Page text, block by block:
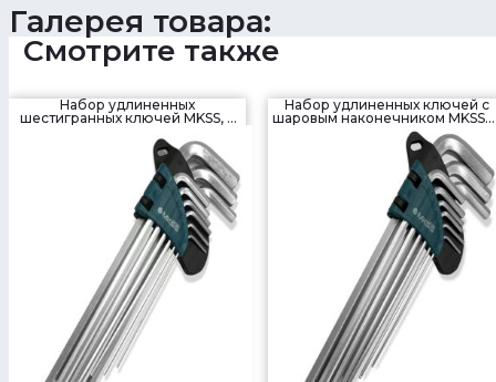
Галерея товара:
Смотрите также
Набор удлиненных
шестигранных ключей MKSS, 9
Набор удлиненных ключей с
шаровым наконечником MKSS,